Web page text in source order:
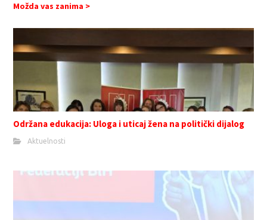
Možda vas zanima >
Održana edukacija: Uloga i uticaj žena na politički dijalog
Aktuelnosti